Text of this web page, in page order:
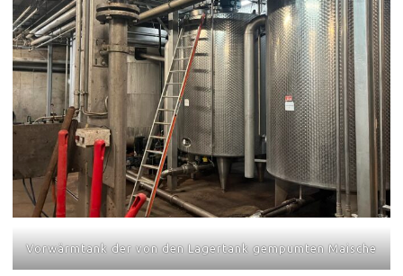
Vorwärmtank der von den Lagertank gempumten Maische